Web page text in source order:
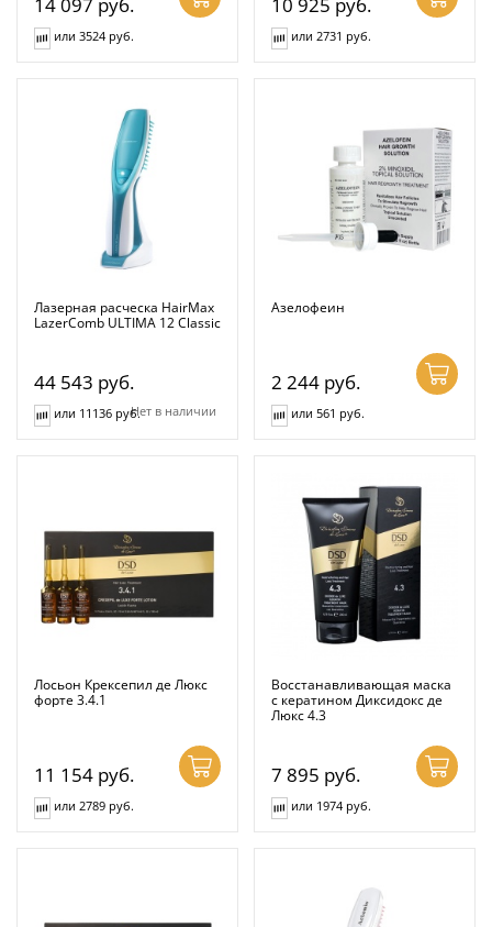
или 3524 руб. или 2731 руб.
Лазерная расческа HairMax
LazerComb ULTIMA 12 Classic
44 543 руб.
Нет в наличии
или 11136 руб.
Азелофеин
2 244 руб.
или 561 руб.
Лосьон Крексепил де Люкс
форте 3.4.1
11 154 руб.
или 2789 руб.
Восстанавливающая маска
с кератином Диксидокс де
Люкс 4.3
7 895 руб.
или 1974 руб.